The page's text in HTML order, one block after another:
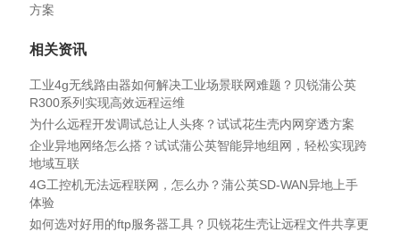
方案
相关资讯
工业4g无线路由器如何解决工业场景联网难题？贝锐蒲公英
R300系列实现高效远程运维
为什么远程开发调试总让人头疼？试试花生壳内网穿透方案
企业异地网络怎么搭？试试蒲公英智能异地组网，轻松实现跨
地域互联
4G工控机无法远程联网，怎么办？蒲公英SD-WAN异地上手
体验
如何选对好用的ftp服务器工具？贝锐花生壳让远程文件共享更